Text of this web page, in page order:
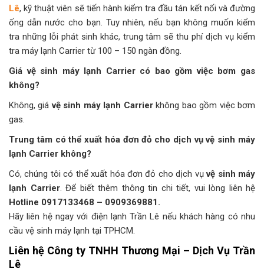
Lê, kỹ thuật viên sẽ tiến hành kiểm tra đầu tán kết nối và đường
ống dẫn nước cho bạn. Tuy nhiên, nếu bạn không muốn kiểm
tra những lỗi phát sinh khác, trung tâm sẽ thu phí dịch vụ kiểm
tra máy lạnh Carrier từ 100 – 150 ngàn đồng.
Giá vệ sinh máy lạnh Carrier có bao gồm việc bơm gas
không?
Không, giávệ sinh máy lạnh Carrierkhông bao gồm việc bơm
gas.
Trung tâm có thể xuất hóa đơn đỏ cho dịch vụ vệ sinh máy
lạnh Carrier không?
Có, chúng tôi có thể xuất hóa đơn đỏ cho dịch vụvệ sinh máy
lạnh Carrier. Để biết thêm thông tin chi tiết, vui lòng liên hệ
Hotline 0917133468 – 0909369881.
Hãy liên hệ ngay với điện lạnh Trần Lê nếu khách hàng có nhu
cầu vệ sinh máy lạnh tại TPHCM.
Liên hệ Công ty TNHH Thương Mại – Dịch Vụ Trần
Lê